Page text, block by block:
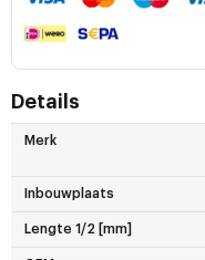
Details
Merk
Inbouwplaats
Lengte 1/2 [mm]